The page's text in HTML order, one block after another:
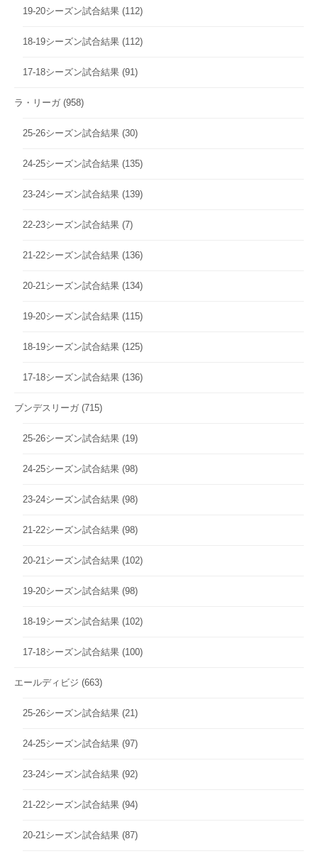
19-20シーズン試合結果 (112)
18-19シーズン試合結果 (112)
17-18シーズン試合結果 (91)
ラ・リーガ (958)
25-26シーズン試合結果 (30)
24-25シーズン試合結果 (135)
23-24シーズン試合結果 (139)
22-23シーズン試合結果 (7)
21-22シーズン試合結果 (136)
20-21シーズン試合結果 (134)
19-20シーズン試合結果 (115)
18-19シーズン試合結果 (125)
17-18シーズン試合結果 (136)
ブンデスリーガ (715)
25-26シーズン試合結果 (19)
24-25シーズン試合結果 (98)
23-24シーズン試合結果 (98)
21-22シーズン試合結果 (98)
20-21シーズン試合結果 (102)
19-20シーズン試合結果 (98)
18-19シーズン試合結果 (102)
17-18シーズン試合結果 (100)
エールディビジ (663)
25-26シーズン試合結果 (21)
24-25シーズン試合結果 (97)
23-24シーズン試合結果 (92)
21-22シーズン試合結果 (94)
20-21シーズン試合結果 (87)